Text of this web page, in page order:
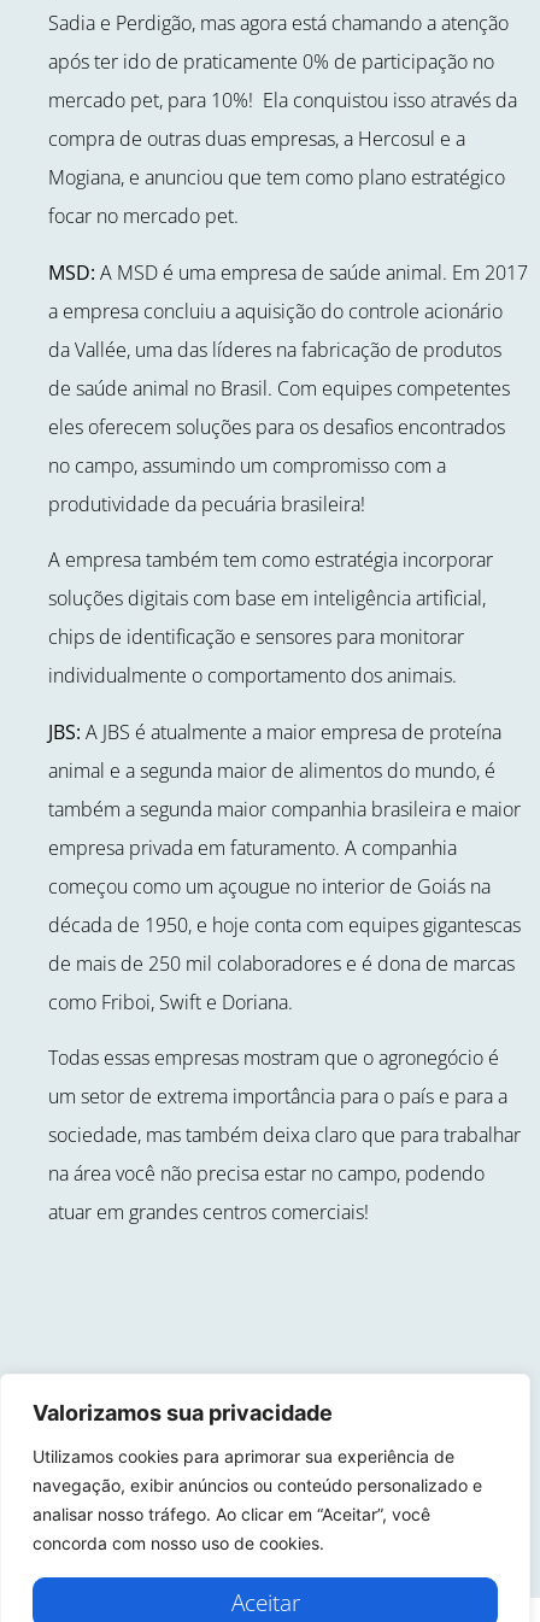
Valorizamos sua privacidade
Utilizamos cookies para aprimorar sua experiência de
navegação, exibir anúncios ou conteúdo personalizado e
analisar nosso tráfego. Ao clicar em “Aceitar”, você
concorda com nosso uso de cookies.
Aceitar
Sadia e Perdigão, mas agora está chamando a atenção
após ter ido de praticamente 0% de participação no
mercado pet, para 10%! Ela conquistou isso através da
compra de outras duas empresas, a Hercosul e a
Mogiana, e anunciou que tem como plano estratégico
focar no mercado pet.
MSD: A MSD é uma empresa de saúde animal. Em 2017
a empresa concluiu a aquisição do controle acionário
da Vallée, uma das líderes na fabricação de produtos
de saúde animal no Brasil. Com equipes competentes
eles oferecem soluções para os desafios encontrados
no campo, assumindo um compromisso com a
produtividade da pecuária brasileira!
A empresa também tem como estratégia incorporar
soluções digitais com base em inteligência artificial,
chips de identificação e sensores para monitorar
individualmente o comportamento dos animais.
JBS: A JBS é atualmente a maior empresa de proteína
animal e a segunda maior de alimentos do mundo, é
também a segunda maior companhia brasileira e maior
empresa privada em faturamento. A companhia
começou como um açougue no interior de Goiás na
década de 1950, e hoje conta com equipes gigantescas
de mais de 250 mil colaboradores e é dona de marcas
como Friboi, Swift e Doriana.
Todas essas empresas mostram que o agronegócio é
um setor de extrema importância para o país e para a
sociedade, mas também deixa claro que para trabalhar
na área você não precisa estar no campo, podendo
atuar em grandes centros comerciais!
ANTERIOR
O AGRONEGÓCIO URBANO
PRÓXIMO
QUEDA DE PELO EM PETS